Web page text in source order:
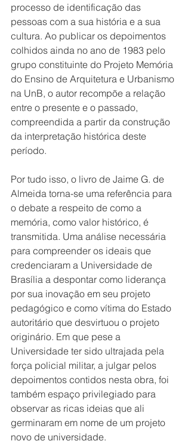
processo de identificação das
pessoas com a sua história e a sua
cultura. Ao publicar os depoimentos
colhidos ainda no ano de 1983 pelo
grupo constituinte do Projeto Memória
do Ensino de Arquitetura e Urbanismo
na UnB, o autor recompõe a relação
entre o presente e o passado,
compreendida a partir da construção
da interpretação histórica deste
período.
Por tudo isso, o livro de Jaime G. de
Almeida torna-se uma referência para
o debate a respeito de como a
memória, como valor histórico, é
transmitida. Uma análise necessária
para compreender os ideais que
credenciaram a Universidade de
Brasília a despontar como liderança
por sua inovação em seu projeto
pedagógico e como vítima do Estado
autoritário que desvirtuou o projeto
originário. Em que pese a
Universidade ter sido ultrajada pela
força policial militar, a julgar pelos
depoimentos contidos nesta obra, foi
também espaço privilegiado para
observar as ricas ideias que ali
germinaram em nome de um projeto
novo de universidade.